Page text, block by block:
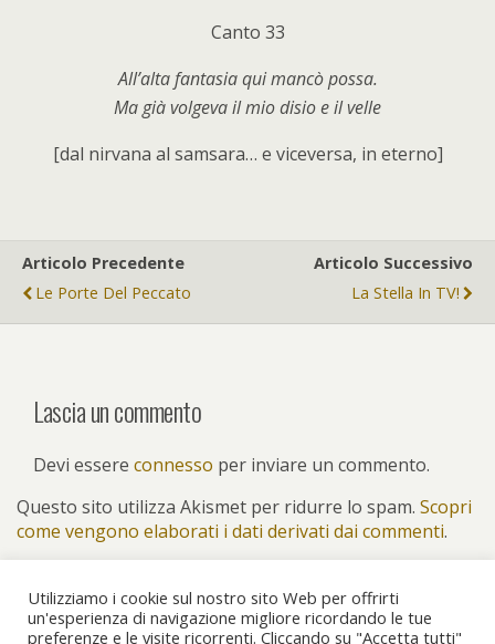
Canto 33
All’alta fantasia qui mancò possa.
Ma già volgeva il mio disio e il velle
[dal nirvana al samsara… e viceversa, in eterno]
Articolo Precedente
Le Porte Del Peccato
Articolo Successivo
La Stella In TV!
Lascia un commento
Devi essere connesso per inviare un commento.
Questo sito utilizza Akismet per ridurre lo spam. Scopri
come vengono elaborati i dati derivati dai commenti.
Utilizziamo i cookie sul nostro sito Web per offrirti
un'esperienza di navigazione migliore ricordando le tue
preferenze e le visite ricorrenti. Cliccando su "Accetta tutti"